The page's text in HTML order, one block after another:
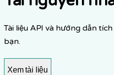
Tài liệu API và hướng dẫn
bạn.
Xem tài liệu